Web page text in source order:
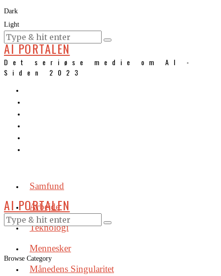
Dark
Light
KURSER
AI PORTALEN
Det seriøse medie om AI -
Siden 2023
Samfund
Arbejde
Teknologi
Mennesker
Månedens Singularitet
AI PORTALEN
Browse Category